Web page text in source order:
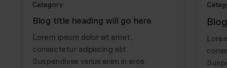
Category
Blog title heading will go here
Lorem ipsum dolor sit amet,
consectetur adipiscing elit.
Suspendisse varius enim in eros.